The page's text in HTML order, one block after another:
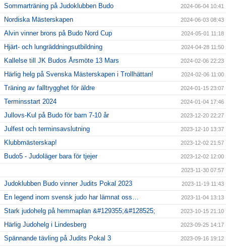
Sommarträning på Judoklubben Budo 2024-06-04 10:41
Nordiska Mästerskapen 2024-06-03 08:43
Alvin vinner brons på Budo Nord Cup 2024-05-01 11:18
Hjärt- och lungräddningsutbildning 2024-04-28 11:50
Kallelse till JK Budos Årsmöte 13 Mars 2024-02-06 22:23
Härlig helg på Svenska Mästerskapen i Trollhättan! 2024-02-06 11:00
Träning av falltrygghet för äldre 2024-01-15 23:07
Terminsstart 2024 2024-01-04 17:46
Jullovs-Kul på Budo för barn 7-10 år 2023-12-20 22:27
Julfest och terminsavslutning 2023-12-10 13:37
Klubbmästerskap! 2023-12-02 21:57
Budo5 - Judoläger bara för tjejer 2023-12-02 12:00
2023-11-30 07:57
Judoklubben Budo vinner Judits Pokal 2023 2023-11-19 11:43
En legend inom svensk judo har lämnat oss… 2023-11-04 13:13
Stark judohelg på hemmaplan &#129355;&#128525; 2023-10-15 21:10
Härlig Judohelg i Lindesberg 2023-09-25 14:17
Spännande tävling på Judits Pokal 3 2023-09-16 19:12